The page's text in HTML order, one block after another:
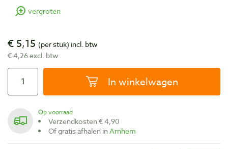
vergroten
€ 5,15 (per stuk) incl. btw
€ 4,26 excl. btw
In winkelwagen
Op voorraad
Verzendkosten € 4,90
Of gratis afhalen inArnhem